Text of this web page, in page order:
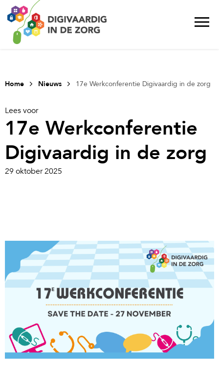
Home Nieuws 17e Werkconferentie Digivaardig in de zorg
Lees voor
17e Werkconferentie
Digivaardig in de zorg
29 oktober 2025